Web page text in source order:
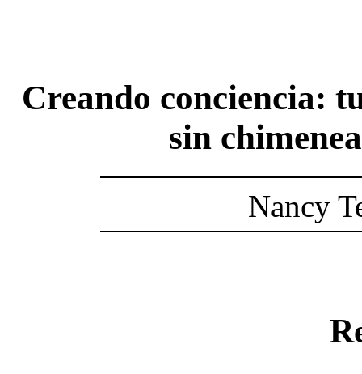
Creando conciencia:
sin
Nancy